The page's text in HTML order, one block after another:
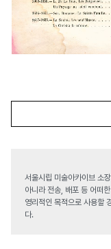
서울시립 미술아카이브 소
아니라 전송, 배포 등 어떠
영리적인 목적으로 사용할
다.